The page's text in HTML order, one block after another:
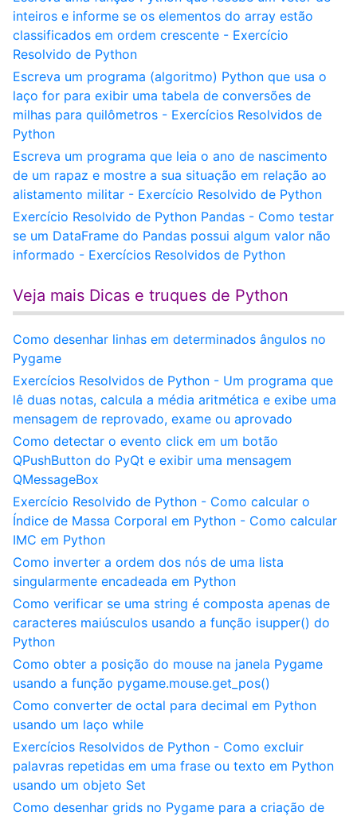
inteiros e informe se os elementos do array estão
classificados em ordem crescente - Exercício
Resolvido de Python
Escreva um programa (algoritmo) Python que usa o
laço for para exibir uma tabela de conversões de
milhas para quilômetros - Exercícios Resolvidos de
Python
Escreva um programa que leia o ano de nascimento
de um rapaz e mostre a sua situação em relação ao
alistamento militar - Exercício Resolvido de Python
Exercício Resolvido de Python Pandas - Como testar
se um DataFrame do Pandas possui algum valor não
informado - Exercícios Resolvidos de Python
Veja mais Dicas e truques de Python
Como desenhar linhas em determinados ângulos no
Pygame
Exercícios Resolvidos de Python - Um programa que
lê duas notas, calcula a média aritmética e exibe uma
mensagem de reprovado, exame ou aprovado
Como detectar o evento click em um botão
QPushButton do PyQt e exibir uma mensagem
QMessageBox
Exercício Resolvido de Python - Como calcular o
Índice de Massa Corporal em Python - Como calcular
IMC em Python
Como inverter a ordem dos nós de uma lista
singularmente encadeada em Python
Como verificar se uma string é composta apenas de
caracteres maiúsculos usando a função isupper() do
Python
Como obter a posição do mouse na janela Pygame
usando a função pygame.mouse.get_pos()
Como converter de octal para decimal em Python
usando um laço while
Exercícios Resolvidos de Python - Como excluir
palavras repetidas em uma frase ou texto em Python
usando um objeto Set
Como desenhar grids no Pygame para a criação de